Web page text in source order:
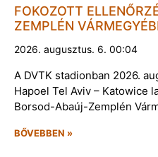
FOKOZOTT
ZEMPLÉN
2026. augusztus. 6. 00:04
A DVTK stadionban 2026.
Hapoel Tel Aviv – Katowice
Borsod-Abaúj-Zemplén
BŐVEBBEN »